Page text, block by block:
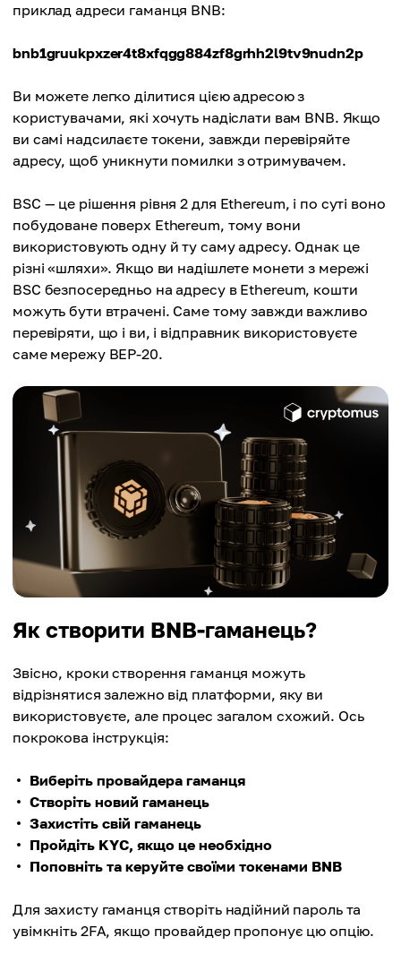
приклад адреси гаманця BNB:
bnb1gruukpxzer4t8xfqgg884zf8grhh2l9tv9nudn2p
Ви можете легко ділитися цією адресою з
користувачами, які хочуть надіслати вам BNB. Якщо
ви самі надсилаєте токени, завжди перевіряйте
адресу, щоб уникнути помилки з отримувачем.
BSC — це рішення рівня 2 для Ethereum, і по суті воно
побудоване поверх Ethereum, тому вони
використовують одну й ту саму адресу. Однак це
різні «шляхи». Якщо ви надішлете монети з мережі
BSC безпосередньо на адресу в Ethereum, кошти
можуть бути втрачені. Саме тому завжди важливо
перевіряти, що і ви, і відправник використовуєте
саме мережу BEP-20.
Як створити BNB-гаманець?
Звісно, кроки створення гаманця можуть
відрізнятися залежно від платформи, яку ви
використовуєте, але процес загалом схожий. Ось
покрокова інструкція:
Виберіть провайдера гаманця
Створіть новий гаманець
Захистіть свій гаманець
Пройдіть KYC, якщо це необхідно
Поповніть та керуйте своїми токенами BNB
Для захисту гаманця створіть надійний пароль та
увімкніть 2FA, якщо провайдер пропонує цю опцію.